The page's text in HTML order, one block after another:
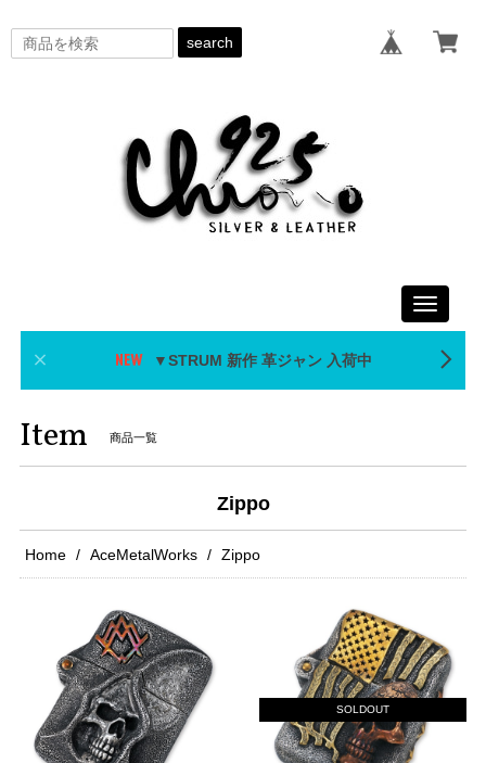
search
Toggle
▼STRUM 新作 革ジャン 入荷中
Item 商品一覧
Zippo
Home AceMetalWorks Zippo
SOLDOUT